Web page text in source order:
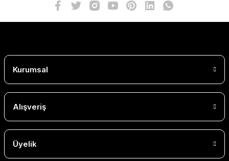
Kurumsal
Alışveriş
Üyelik